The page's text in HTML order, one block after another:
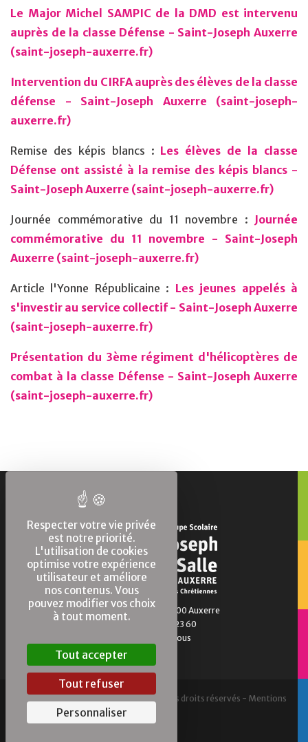
Le Major Michel SAMPIC de la DMD est intervenu
auprès de la classe Défense - Saint-Joseph Auxerre
(saint-joseph-auxerre.fr)
Intervention du CIRFA auprès des élèves de la classe
défense - Saint-Joseph Auxerre (saint-joseph-
auxerre.fr)
Remise des képis blancs : Les élèves de la classe
Défense ont assisté à la remise des képis blancs -
Saint-Joseph Auxerre (saint-joseph-auxerre.fr)
Journée commémorative du 11 novembre : Journée
commémorative du 11 novembre - Saint-Joseph
Auxerre (saint-joseph-auxerre.fr)
Article l'Yonne Républicaine : Les jeunes appelés à
s'investir au service collectif - Saint-Joseph Auxerre
(saint-joseph-auxerre.fr)
Présentation du 3ème régiment d'hélicoptères de
combat à la classe Défense - Saint-Joseph Auxerre
(saint-joseph-auxerre.fr)
1 Bd de la Marne 89000 Auxerre
Tél. : 03 86 94 23 60
Contactez-nous
2010 - 2026 © Saint-Joseph Auxerre, Tous droits réservés - Mentions
Respecter votre vie privée
est notre priorité.
L'utilisation de cookies
optimise votre expérience
utilisateur et améliore
nos contenus. Vous
pouvez modifier vos choix
à tout moment.
Tout accepter
Tout refuser
Personnaliser